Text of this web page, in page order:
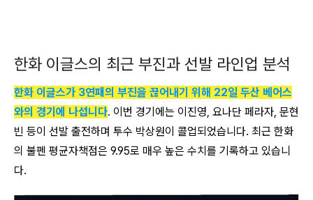
한화 이글스의 최근 부진과 선발 라인업 분석
한화 이글스가 3연패의 부진을 끊어내기 위해 22일 두산 베어스
와의 경기에 나섭니다. 이번 경기에는 이진영, 요나단 페라자, 문현
빈 등이 선발 출전하며 투수 박상원이 콜업되었습니다. 최근 한화
의 불펜 평균자책점은 9.95로 매우 높은 수치를 기록하고 있습니
다.